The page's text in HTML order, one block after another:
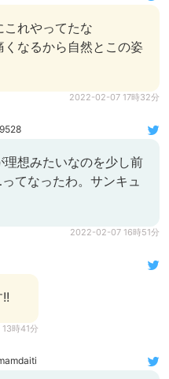
これやってたな
くなるから自然とこの姿
2022-02-07 17時32分
想みたいなのを少し前
てなったわ。サンキュ
2022-02-07 16時51分
時41分